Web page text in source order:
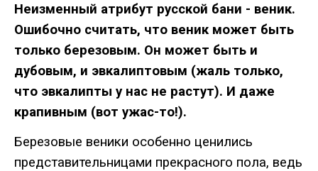
Неизменный атрибут русской бани - веник.
Ошибочно считать, что веник может быть
только березовым. Он может быть и
дубовым, и эвкалиптовым (жаль только,
что эвкалипты у нас не растут). И даже
крапивным (вот ужас-то!).
Березовые веники особенно ценились
представительницами прекрасного пола, ведь